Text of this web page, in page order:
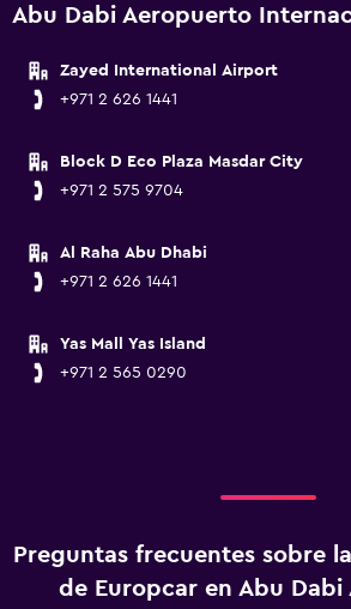
Abu Dabi Aeropuerto
Zayed International Airport
+971 2 626 1441
Block D Eco Plaza Masdar City
+971 2 575 9704
Al Raha Abu Dhabi
+971 2 626 1441
Yas Mall Yas Island
+971 2 565 0290
Preguntas frecuentes sobre
de Europcar en Abu